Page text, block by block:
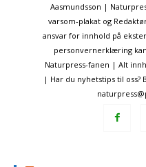
Aasmundsson |
varsom-plakat og
ansvar for innhold på
personvernerklæring
Naturpress-fanen | Alt
| Har du nyhetstips til oss?